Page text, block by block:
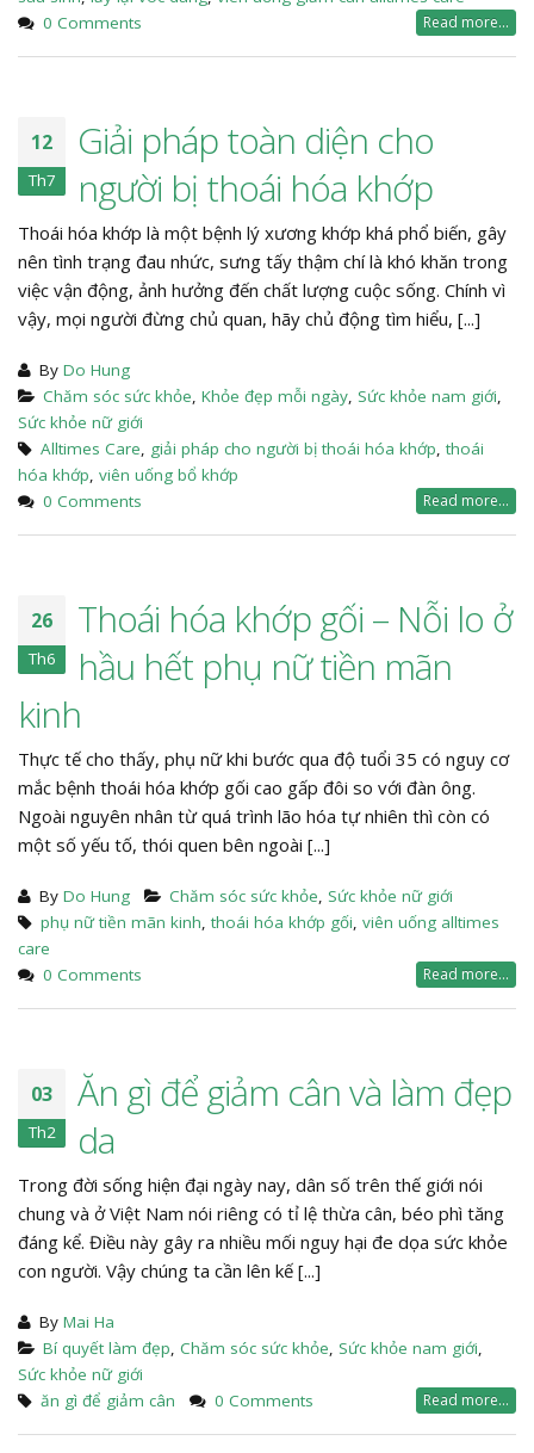
0 Comments
Read more...
12
Th7
Giải pháp toàn diện cho
người bị thoái hóa khớp
Thoái hóa khớp là một bệnh lý xương khớp khá phổ biến, gây
nên tình trạng đau nhức, sưng tấy thậm chí là khó khăn trong
việc vận động, ảnh hưởng đến chất lượng cuộc sống. Chính vì
vậy, mọi người đừng chủ quan, hãy chủ động tìm hiểu, [...]
By Do Hung
Chăm sóc sức khỏe, Khỏe đẹp mỗi ngày, Sức khỏe nam giới,
Sức khỏe nữ giới
Alltimes Care, giải pháp cho người bị thoái hóa khớp, thoái
hóa khớp, viên uống bổ khớp
0 Comments
Read more...
26
Th6
Thoái hóa khớp gối – Nỗi lo ở
hầu hết phụ nữ tiền mãn
kinh
Thực tế cho thấy, phụ nữ khi bước qua độ tuổi 35 có nguy cơ
mắc bệnh thoái hóa khớp gối cao gấp đôi so với đàn ông.
Ngoài nguyên nhân từ quá trình lão hóa tự nhiên thì còn có
một số yếu tố, thói quen bên ngoài [...]
By Do Hung Chăm sóc sức khỏe, Sức khỏe nữ giới
phụ nữ tiền mãn kinh, thoái hóa khớp gối, viên uống alltimes
care
0 Comments
Read more...
03
Th2
Ăn gì để giảm cân và làm đẹp
da
Trong đời sống hiện đại ngày nay, dân số trên thế giới nói
chung và ở Việt Nam nói riêng có tỉ lệ thừa cân, béo phì tăng
đáng kể. Điều này gây ra nhiều mối nguy hại đe dọa sức khỏe
con người. Vậy chúng ta cần lên kế [...]
By Mai Ha
Bí quyết làm đẹp, Chăm sóc sức khỏe, Sức khỏe nam giới,
Sức khỏe nữ giới
ăn gì để giảm cân
0 Comments Read more...